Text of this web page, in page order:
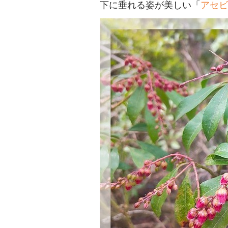
下に垂れる姿が美しい「 アセビ